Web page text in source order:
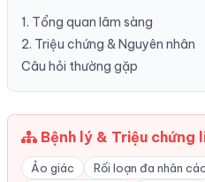
1. Tổng quan lâm sàng
2. Triệu chứng & Nguyên nhân
Câu hỏi thường gặp
Bệnh lý & Triệu chứng
Ảo giác Rối loạn đa nhân